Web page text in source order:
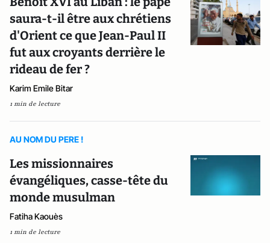
saura-t-il être aux chrétiens
d'Orient ce que Jean-Paul II
fut aux croyants derrière le
rideau de fer ?
Karim Emile Bitar
1 min de lecture
AU NOM DU PERE !
Les missionnaires
évangéliques, casse-tête du
monde musulman
Fatiha Kaouès
1 min de lecture